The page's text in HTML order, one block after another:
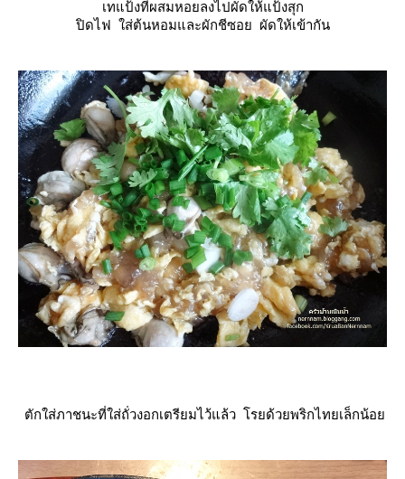
เทแป้งที่ผสมหอยลงไปผัดให้แป้งสุก
ปิดไฟ ใส่ต้นหอมและผักชีซอย ผัดให้เข้ากัน
ตักใส่ภาชนะที่ใส่ถั่วงอกเตรียมไว้แล้ว โรยด้วยพริกไทยเล็กน้อ